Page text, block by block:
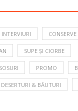
INTERVIURI CONSERVE
SUPE ȘI CIORBE
PROMO
DESERTURI & BĂUTURI